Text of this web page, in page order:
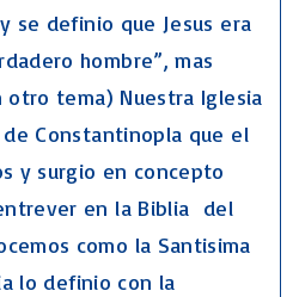
se definio que Jesus era
hombre”, mas
tema) Nuestra Iglesia
Constantinopla que el
y surgio en concepto
en la Biblia del
como la Santisima
lo definio con la